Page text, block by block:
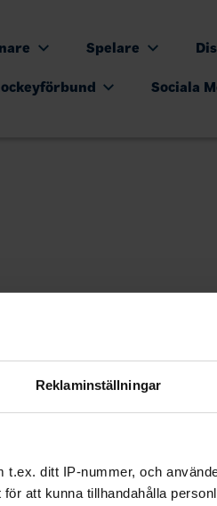
Reklaminställningar
t.ex. ditt IP-nummer, och
att kunna tillhandahålla
Spelare
Sociala